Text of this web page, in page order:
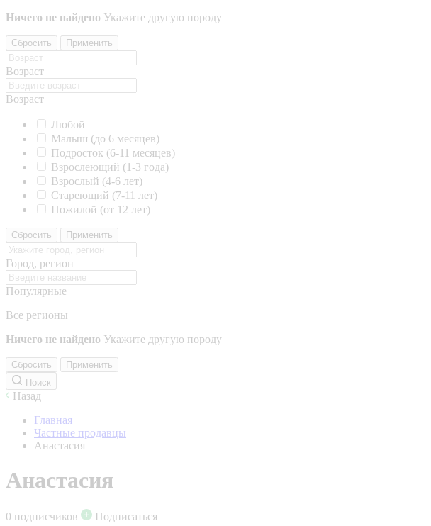
Ничего не найдено Укажите другую породу
Сбросить Применить
Возраст
Возраст
Любой
Малыш (до 6 месяцев)
Подросток (6-11 месяцев)
Взрослеющий (1-3 года)
Взрослый (4-6 лет)
Стареющий (7-11 лет)
Пожилой (от 12 лет)
Сбросить Применить
Город, регион
Популярные
Все регионы
Ничего не найдено Укажите другую породу
Сбросить
Применить
Поиск
Назад
Главная
Частные продавцы
Анастасия
Анастасия
0 подписчиков Подписаться